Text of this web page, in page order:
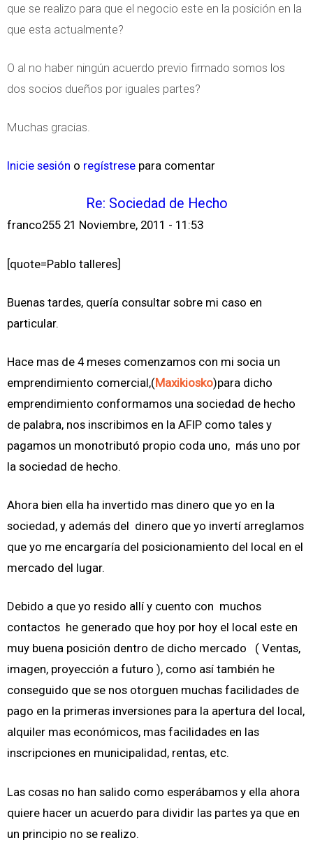
que se realizo para que el negocio este en la posición en la
que esta actualmente?
O al no haber ningún acuerdo previo firmado somos los
dos socios dueños por iguales partes?
Muchas gracias.
Inicie sesión o regístrese para comentar
Re: Sociedad de Hecho
franco255 21 Noviembre, 2011 - 11:53
[quote=Pablo talleres]
Buenas tardes, quería consultar sobre mi caso en
particular.
Hace mas de 4 meses comenzamos con mi socia un
emprendimiento comercial,(Maxikiosko)para dicho
emprendimiento conformamos una sociedad de hecho
de palabra, nos inscribimos en la AFIP como tales y
pagamos un monotributó propio coda uno, más uno por
la sociedad de hecho.
Ahora bien ella ha invertido mas dinero que yo en la
sociedad, y además del dinero que yo invertí arreglamos
que yo me encargaría del posicionamiento del local en el
mercado del lugar.
Debido a que yo resido allí y cuento con muchos
contactos he generado que hoy por hoy el local este en
muy buena posición dentro de dicho mercado ( Ventas,
imagen, proyección a futuro ), como así también he
conseguido que se nos otorguen muchas facilidades de
pago en la primeras inversiones para la apertura del local,
alquiler mas económicos, mas facilidades en las
inscripciones en municipalidad, rentas, etc.
Las cosas no han salido como esperábamos y ella ahora
quiere hacer un acuerdo para dividir las partes ya que en
un principio no se realizo.